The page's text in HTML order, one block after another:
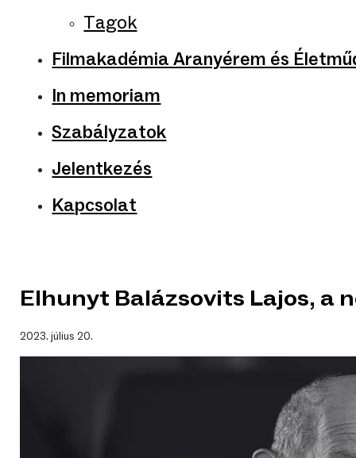
Tagok
Filmakadémia Aranyérem és
In memoriam
Szabályzatok
Jelentkezés
Kapcsolat
Elhunyt Balázsovits Lajos, a
2023. július 20.